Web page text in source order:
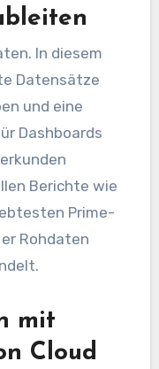
In diesem
Datensätze
und eine
Dashboards
Berichte wie
Prime-
Rohdaten
mit
Cloud